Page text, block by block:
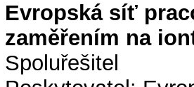
Evropská síť
zaměřením na
Spoluřešitel